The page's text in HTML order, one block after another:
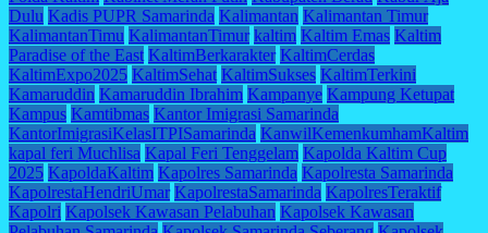
Dulu Kadis PUPR Samarinda Kalimantan Kalimantan Timur
KalimantanTimu KalimantanTimur kaltim Kaltim Emas Kaltim
Paradise of the East KaltimBerkarakter KaltimCerdas
KaltimExpo2025 KaltimSehat KaltimSukses KaltimTerkini
Kamaruddin Kamaruddin Ibrahim Kampanye Kampung Ketupat
Kampus Kamtibmas Kantor Imigrasi Samarinda
KantorImigrasiKelasITPISamarinda KanwilKemenkumhamKaltim
kapal feri Muchlisa Kapal Feri Tenggelam Kapolda Kaltim Cup
2025 KapoldaKaltim Kapolres Samarinda Kapolresta Samarinda
KapolrestaHendriUmar KapolrestaSamarinda KapolresTeraktif
Kapolri Kapolsek Kawasan Pelabuhan Kapolsek Kawasan